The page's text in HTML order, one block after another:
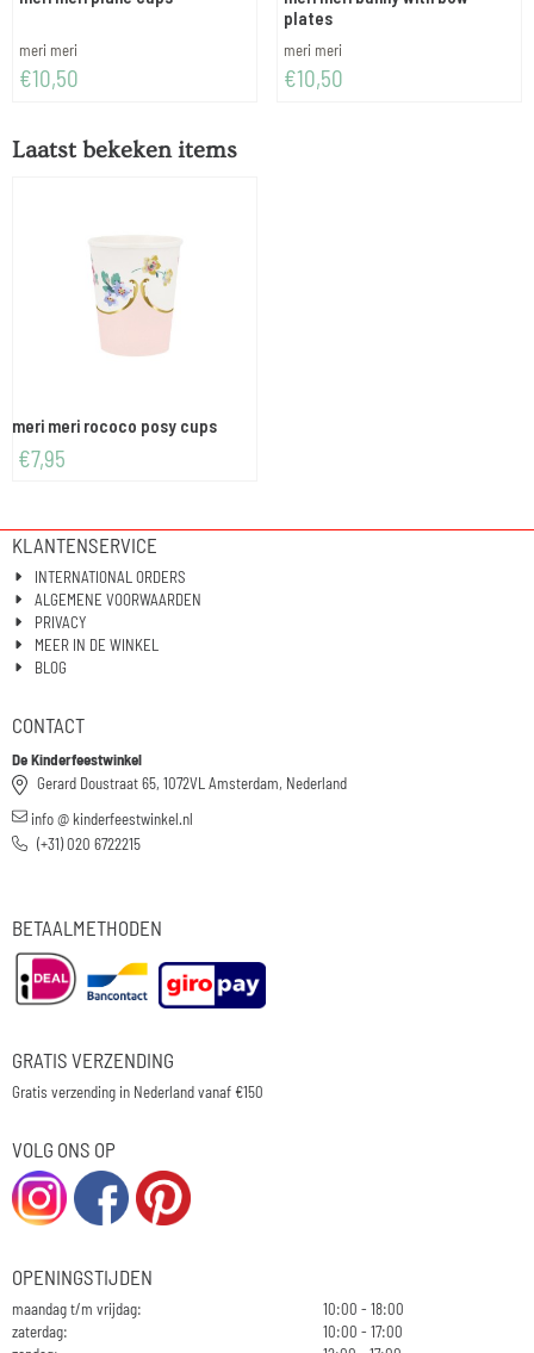
Merk:
meri meri
Prijs: 10,50
€10,50
plates
Merk:
meri meri
Prijs: 10,50
€10,50
Laatst bekeken items
meri meri rococo posy cups
€7,95
KLANTENSERVICE
INTERNATIONAL ORDERS
ALGEMENE VOORWAARDEN
PRIVACY
MEER IN DE WINKEL
BLOG
CONTACT
De Kinderfeestwinkel
Gerard Doustraat 65, 1072VL Amsterdam, Nederland
info @ kinderfeestwinkel.nl
(+31) 020 6722215
BETAALMETHODEN
GRATIS VERZENDING
Gratis verzending in Nederland vanaf €150
VOLG ONS OP
OPENINGSTIJDEN
maandag t/m vrijdag:
10:00 - 18:00
zaterdag:
10:00 - 17:00